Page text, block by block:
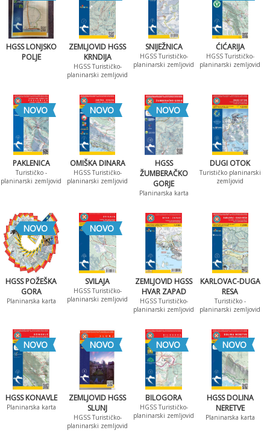
HGSS LONJSKO
POLJE
ZEMLJOVID HGSS
KRNDIJA
HGSS Turističko-
planinarski zemljovid
SNIJEŽNICA
HGSS Turističko-
planinarski zemljovid
ĆIĆARIJA
HGSS Turističko-
planinarski zemljovid
NOVO
PAKLENICA
Turističko -
planinarski zemljovid
NOVO
OMIŠKA DINARA
HGSS Turističko-
planinarski zemljovid
NOVO
HGSS
ŽUMBERAČKO
GORJE
Planinarska karta
DUGI OTOK
Turističko planinarski
zemljovid
NOVO
HGSS POŽEŠKA
GORA
Planinarska karta
NOVO
SVILAJA
HGSS Turističko-
planinarski zemljovid
ZEMLJOVID HGSS
HVAR ZAPAD
HGSS Turističko-
planinarski zemljovid
KARLOVAC-DUGA
RESA
Turističko -
planinarski zemljovid
NOVO
HGSS KONAVLE
Planinarska karta
NOVO
ZEMLJOVID HGSS
SLUNJ
HGSS Turističko-
planinarski zemljovid
NOVO
BILOGORA
HGSS Turističko-
planinarski zemljovid
NOVO
HGSS DOLINA
NERETVE
Planinarska karta